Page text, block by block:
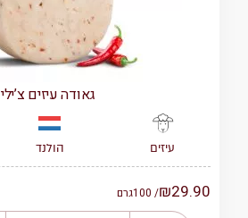
גאודה עיזים צ’ילי
עיזים הולנד
₪29.90
/ 100 גרם